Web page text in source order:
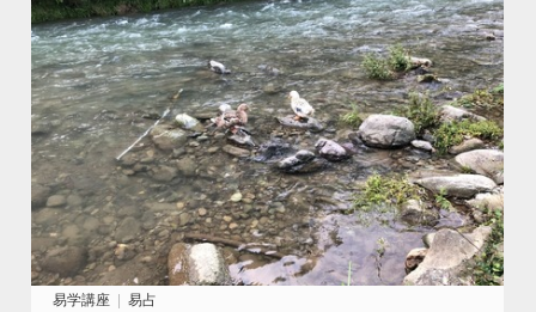
易学講座 易占